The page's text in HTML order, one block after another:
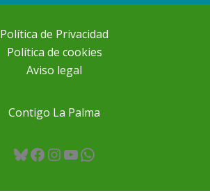
Política de Privacidad
Política de cookies
Aviso legal
Contigo La Palma
Bluesky
Facebook
Instagram
YouTube
WhatsApp